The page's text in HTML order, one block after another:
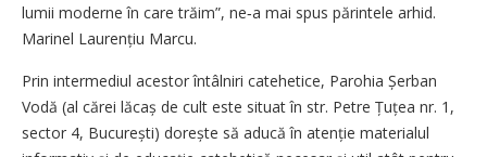
lumii moderne în care trăim”, ne‑a mai spus părintele arhid.
Marinel Laurențiu Marcu.
Prin intermediul acestor întâlniri catehetice, Parohia Șer­ban
Vodă (al cărei lăcaș de cult este situat în str. Petre Țuțea nr. 1,
sector 4, București) dorește să aducă în atenție materialul